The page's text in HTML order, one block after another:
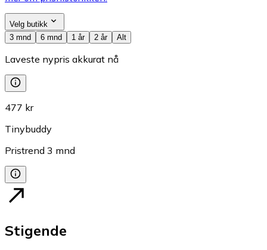
Velg butikk
3 mnd
6 mnd 1 år 2 år Alt
Laveste nypris akkurat nå
477 kr
Tinybuddy
Pristrend 3 mnd
Stigende